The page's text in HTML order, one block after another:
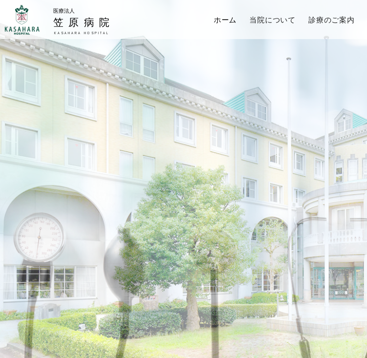
医療法人
笠原病院
KASAHARA HOSPITAL
ホーム 当院について 診療のご案内